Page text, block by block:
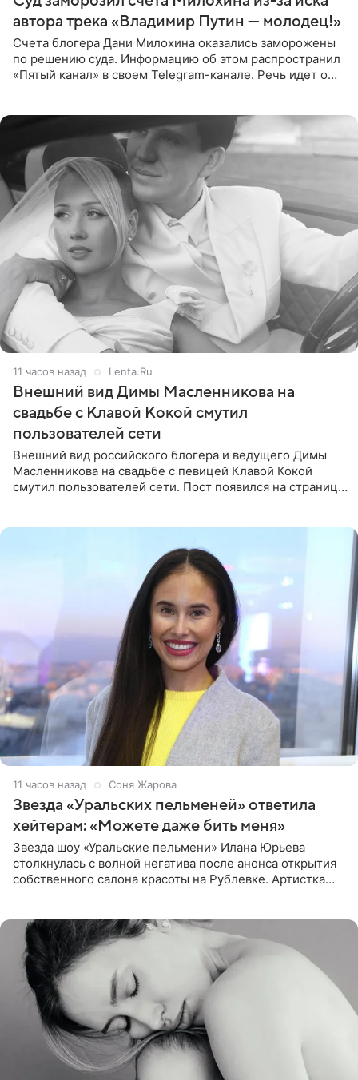
автора трека «Владимир Путин — молодец!»
Счета блогера Дани Милохина оказались заморожены
по решению суда. Информацию об этом распространил
«Пятый канал» в своем Telegram-канале. Речь идет о
11 часов назад Lenta.Ru
Внешний вид Димы Масленникова на
свадьбе с Клавой Кокой смутил
пользователей сети
Внешний вид российского блогера и ведущего Димы
Масленникова на свадьбе с певицей Клавой Кокой
смутил пользователей сети. Пост появился на странице
11 часов назад Соня Жарова
Звезда «Уральских пельменей» ответила
хейтерам: «Можете даже бить меня»
Звезда шоу «Уральские пельмени» Илана Юрьева
столкнулась с волной негатива после анонса открытия
собственного салона красоты на Рублевке. Артистка